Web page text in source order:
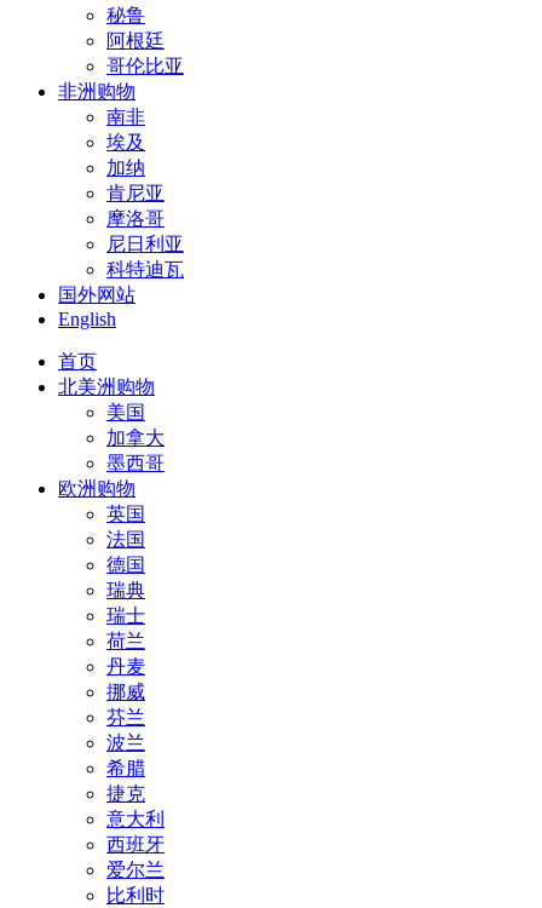
秘鲁
阿根廷
哥伦比亚
非洲购物
南非
埃及
加纳
肯尼亚
摩洛哥
尼日利亚
科特迪瓦
国外网站
English
首页
北美洲购物
美国
加拿大
墨西哥
欧洲购物
英国
法国
德国
瑞典
瑞士
荷兰
丹麦
挪威
芬兰
波兰
希腊
捷克
意大利
西班牙
爱尔兰
比利时